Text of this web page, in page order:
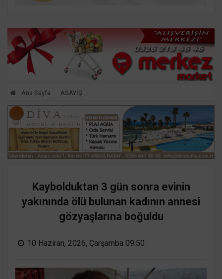
Ana Sayfa ASAYİŞ
Kaybolduktan 3 gün sonra evinin
yakınında ölü bulunan kadının annesi
gözyaşlarına boğuldu
10 Haziran, 2026, Çarşamba 09:50